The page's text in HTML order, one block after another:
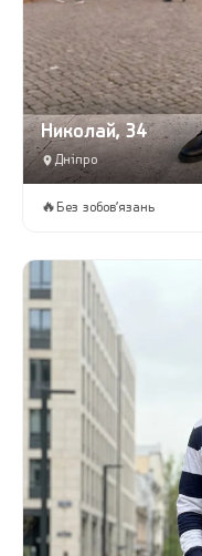
Николай, 34
Дніпро
🔥 Без зобов’язань